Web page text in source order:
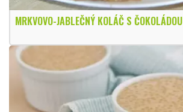
MRKVOVO-JABLEČNÝ KOLÁČ S ČOKOLÁDOU